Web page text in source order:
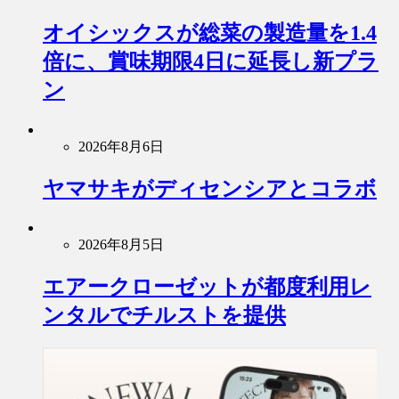
オイシックスが総菜の製造量を1.4
倍に、賞味期限4日に延長し新プラ
ン
2026年8月6日
ヤマサキがディセンシアとコラボ
2026年8月5日
エアークローゼットが都度利用レ
ンタルでチルストを提供